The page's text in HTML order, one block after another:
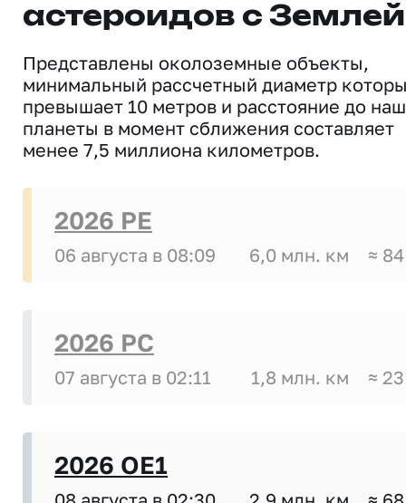
астероидов с Землей
Представлены околоземные объекты,
минимальный рассчетный диаметр
превышает 10 метров и расстояние до
планеты в момент сближения составляет
менее 7,5 миллиона километров.
2026 PE
06 августа в 08:09 6,0 млн. км ≈
2026 PC
07 августа в 02:11 1,8 млн. км ≈
2026 OE1